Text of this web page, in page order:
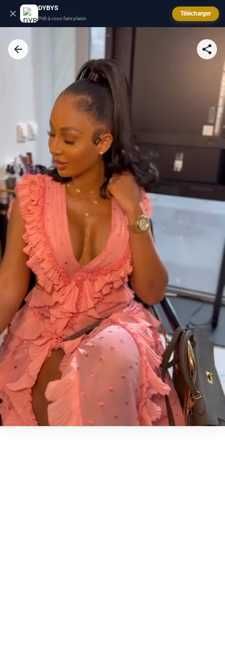
DYBYS
Prêt à vous faire plaisir.
Télécharger